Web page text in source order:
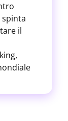
spinta
il